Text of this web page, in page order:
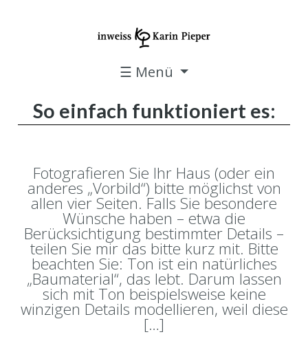
☰ Menü
So einfach funktioniert es:
Fotografieren Sie Ihr Haus (oder ein
anderes „Vorbild“) bitte möglichst von
allen vier Seiten. Falls Sie besondere
Wünsche haben – etwa die
Berücksichtigung bestimmter Details –
teilen Sie mir das bitte kurz mit. Bitte
beachten Sie: Ton ist ein natürliches
„Baumaterial“, das lebt. Darum lassen
sich mit Ton beispielsweise keine
winzigen Details modellieren, weil diese
[…]